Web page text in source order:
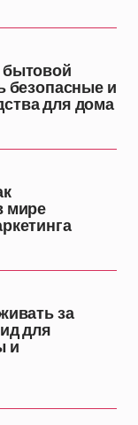
безопасные и
для дома
мире
за
для
и